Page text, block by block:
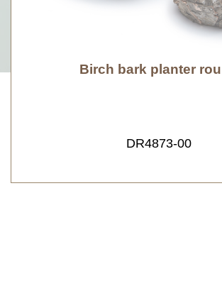
Birch bark planter
DR4873-00